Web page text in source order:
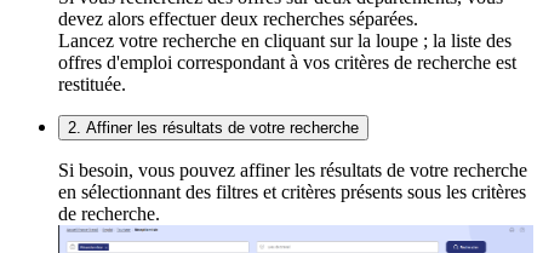
devez alors effectuer deux recherches séparées.
Lancez votre recherche en cliquant sur la loupe ; la liste des
offres d'emploi correspondant à vos critères de recherche est
restituée.
2. Affiner les résultats de votre recherche
Si besoin, vous pouvez affiner les résultats de votre recherche
en sélectionnant des filtres et critères présents sous les critères
de recherche.